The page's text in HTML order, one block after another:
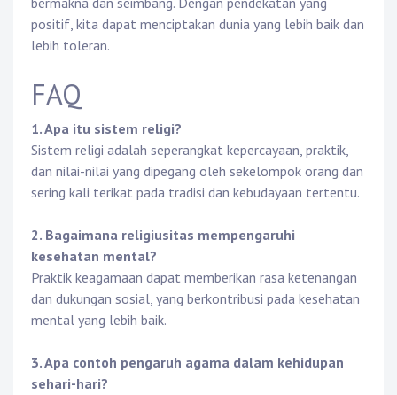
positif, kita dapat menciptakan dunia yang lebih baik dan
lebih toleran.
FAQ
1. Apa itu sistem religi?
Sistem religi adalah seperangkat kepercayaan, praktik,
dan nilai-nilai yang dipegang oleh sekelompok orang dan
sering kali terikat pada tradisi dan kebudayaan tertentu.
2. Bagaimana religiusitas mempengaruhi
kesehatan mental?
Praktik keagamaan dapat memberikan rasa ketenangan
dan dukungan sosial, yang berkontribusi pada kesehatan
mental yang lebih baik.
3. Apa contoh pengaruh agama dalam kehidupan
sehari-hari?